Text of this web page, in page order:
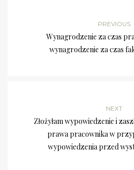
PREVIOUS
Wynagrodzenie za czas
wynagrodzenie za czas
NEXT
Złożyłam wypowiedzenie i
prawa pracownika w
wypowiedzenia przed